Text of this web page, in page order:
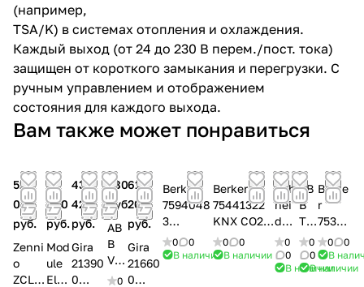
(например,
TSA/K) в системах отопления и охлаждения.
Каждый выход (от 24 до 230 В перем./пост. тока)
защищен от короткого замыкания и перегрузки. С
ручным управлением и отображением
состояния для каждого выхода.
Вам также может понравиться
51
050
руб.
Zenni
o
ZCL-
8
600
руб.
Mod
ule
Elec
43
425
руб.
Gira
21390
0
380
руб.
AB
B
VA/
Z80
61
203
руб.
Gira
21660
0
Berker
7594048
3
Централ
ьная
0
0
В наличии
Berker
75441322
KNX CO2-
Датчик с
регулиров
0
0
В наличии
Sch
nei
der
MT
N63
912
0
0
В наличии
AB
B
TS
A/
K2
4.2
0
0
В наличии
Berke
r
75341
005
Испо
лните
0
0
В